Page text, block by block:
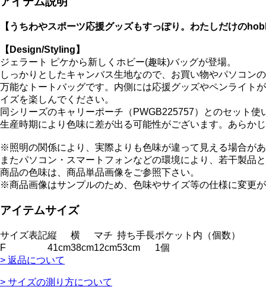
【うちわやスポーツ応援グッズもすっぽり。わたしだけの
【Design/Styling】
ジェラート ピケから新しくホビー(趣味)バッグが登場。
しっかりとしたキャンバス生地なので、お買い物やパソコン
万能なトートバッグです。内側には応援グッズやペンライト
イズを楽しんでください。
同シリーズのキャリーポーチ（PWGB225757）とのセット使
生産時期により色味に差が出る可能性がございます。あらか
※照明の関係により、実際よりも色味が違って見える場合が
またパソコン・スマートフォンなどの環境により、若干製品
商品の色味は、商品単品画像をご参照下さい。
※商品画像はサンプルのため、色味やサイズ等の仕様に変更
アイテムサイズ
サイズ表記縦 横 マチ 持ち手長ポケット内（個数）
F
41cm38cm12cm53cm
1個
> 返品について
> サイズの測り方について